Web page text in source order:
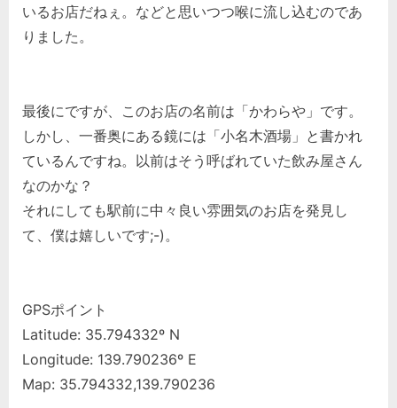
いるお店だねぇ。などと思いつつ喉に流し込むのであ
りました。
最後にですが、このお店の名前は「かわらや」です。
しかし、一番奥にある鏡には「小名木酒場」と書かれ
ているんですね。以前はそう呼ばれていた飲み屋さん
なのかな？
それにしても駅前に中々良い雰囲気のお店を発見し
て、僕は嬉しいです;-)。
GPSポイント
Latitude: 35.794332º N
Longitude: 139.790236º E
Map: 35.794332,139.790236